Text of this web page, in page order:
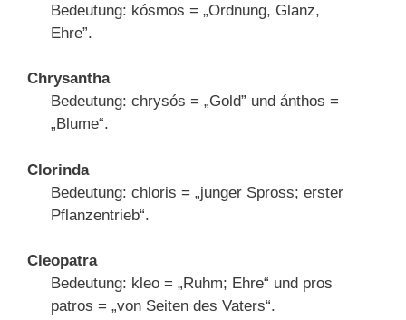
Bedeutung: kósmos = „Ordnung, Glanz,
Ehre”.
Chrysantha
Bedeutung: chrysós = „Gold” und ánthos =
„Blume“.
Clorinda
Bedeutung: chloris = „junger Spross; erster
Pflanzentrieb“.
Cleopatra
Bedeutung: kleo = „Ruhm; Ehre“ und pros
patros = „von Seiten des Vaters“.